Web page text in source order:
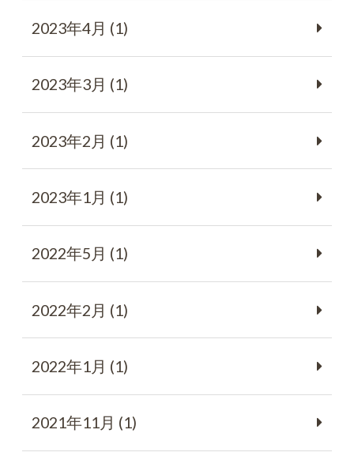
2023年4月 (1)
2023年3月 (1)
2023年2月 (1)
2023年1月 (1)
2022年5月 (1)
2022年2月 (1)
2022年1月 (1)
2021年11月 (1)